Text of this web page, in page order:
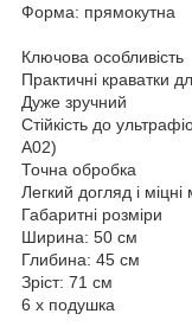
Форма: прямокутна
Ключова особливість
Практичні краватки
Дуже зручний
Стійкість до
A02)
Точна обробка
Легкий догляд і міцні
Габаритні розміри
Ширина: 50 см
Глибина: 45 см
Зріст: 71 см
6 х подушка